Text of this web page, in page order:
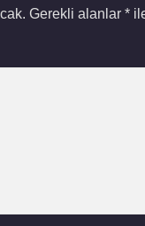
Gerekli alanlar *